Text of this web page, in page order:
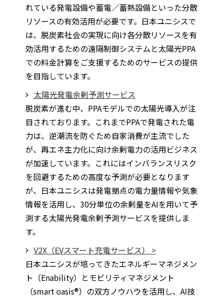
れている発電設備や蓄電／蓄熱設備といった分散
リソースの有効活用が必要です。日本ユニシスで
は、脱炭素社会の実現に向け各分散リソースを有
効活用するための遠隔制御システムと太陽光PPA
での料金計算をご支援するためのサービスの提供
を目指しています。
太陽光発電余剰予測サービス
脱炭素が進む中、PPAモデルでの太陽光導入が注
目されております。これまでPPAで発電された電
力は、逆潮流を防ぐため自家消費が主流でした
が、再エネ主力化に向け余剰電力の活用ビジネス
が加速しています。これにはインバランスリスク
を回避するための高度な予測が必要となります
が、日本ユニシスは発電拠点の電力量情報や気象
情報を活用し、30分単位の余剰量をAIを用いて予
測する太陽光発電余剰予測サービスを提供しま
す。
V2X（EVスマート充電サービス） >
日本ユニシスが培ってきたエネルギーマネジメン
ト（Enability）とモビリティマネジメント
（smart oasis®）の双方ノウハウを活用し、AI技